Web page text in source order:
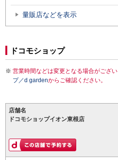
量販店などを表示
ドコモショップ
営業時間などは変更となる場合がござ
プ／d gardenからご確認ください。
店舗名
ドコモショップイオン東根店